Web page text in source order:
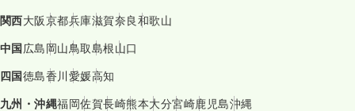
関西大阪京都兵庫滋賀奈良和歌山
中国広島岡山鳥取島根山口
四国徳島香川愛媛高知
九州・沖縄福岡佐賀長崎熊本大分宮崎鹿児島沖縄